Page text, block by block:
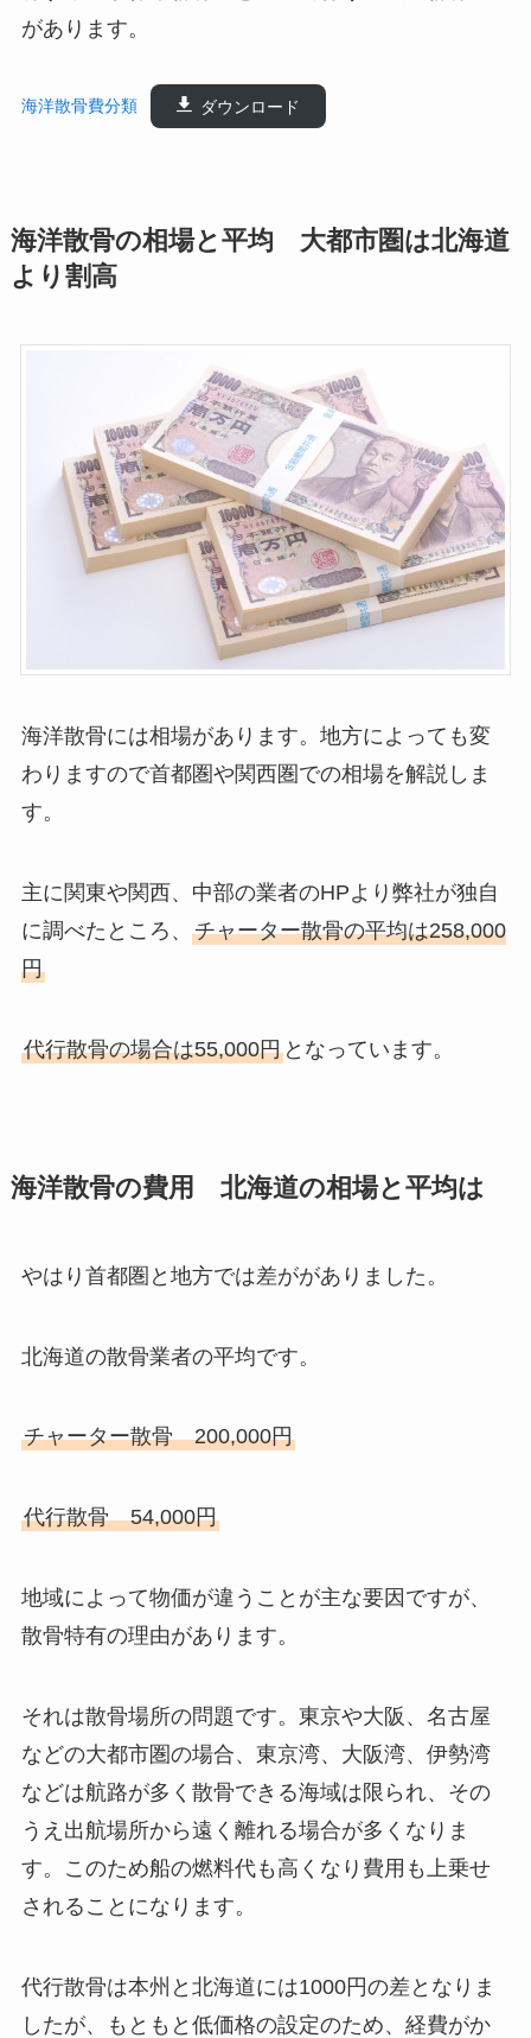
があります。
海洋散骨費分類 ダウンロード
海洋散骨の相場と平均 大都市圏は北海道
より割高
海洋散骨には相場があります。地方によっても変
わりますので首都圏や関西圏での相場を解説しま
す。
主に関東や関西、中部の業者のHPより弊社が独自
に調べたところ、 チャーター散骨の平均は258,000
円
代行散骨の場合は55,000円となっています。
海洋散骨の費用 北海道の相場と平均は
やはり首都圏と地方では差ががありました。
北海道の散骨業者の平均です。
チャーター散骨 200,000円
代行散骨 54,000円
地域によって物価が違うことが主な要因ですが、
散骨特有の理由があります。
それは散骨場所の問題です。東京や大阪、名古屋
などの大都市圏の場合、東京湾、大阪湾、伊勢湾
などは航路が多く散骨できる海域は限られ、その
うえ出航場所から遠く離れる場合が多くなりま
す。このため船の燃料代も高くなり費用も上乗せ
されることになります。
代行散骨は本州と北海道には1000円の差となりま
したが、もともと低価格の設定のため、経費がか